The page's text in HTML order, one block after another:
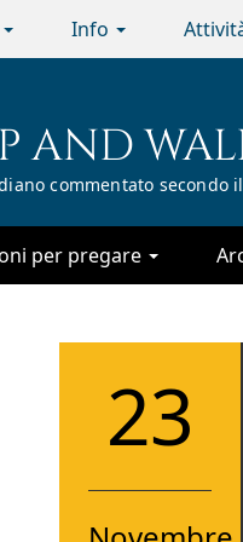
Info
AND
commentato
per pregare
23